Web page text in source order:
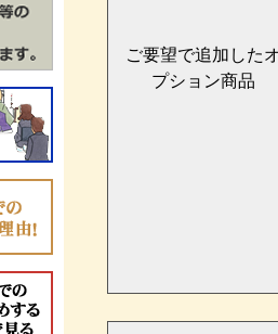
ご要望で追加した
プション商品